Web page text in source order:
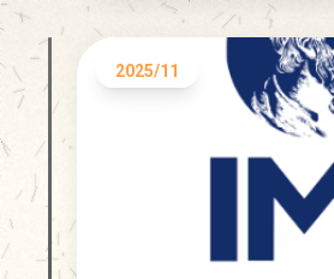
2025/11